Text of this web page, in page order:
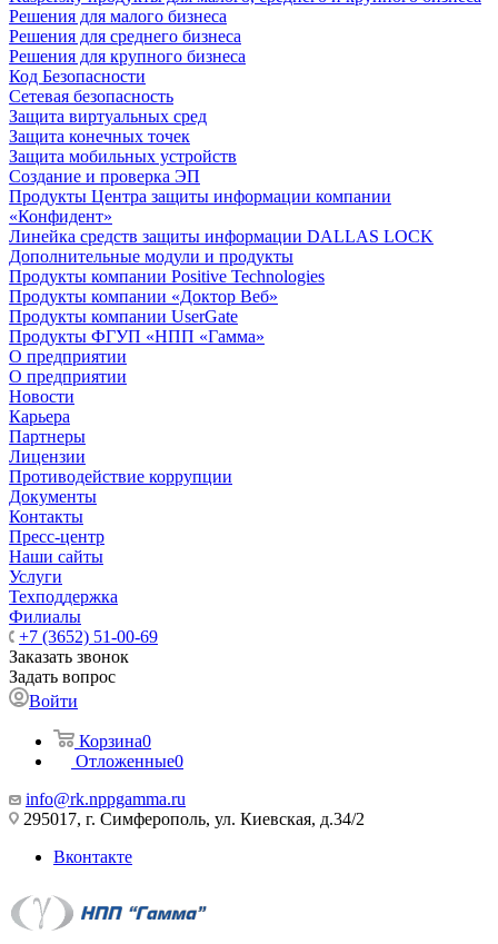
Решения для малого бизнеса
Решения для среднего бизнеса
Решения для крупного бизнеса
Код Безопасности
Сетевая безопасность
Защита виртуальных сред
Защита конечных точек
Защита мобильных устройств
Создание и проверка ЭП
Продукты Центра защиты информации компании
«Конфидент»
Линейка средств защиты информации DALLAS LOCK
Дополнительные модули и продукты
Продукты компании Positive Technologies
Продукты компании «Доктор Веб»
Продукты компании UserGate
Продукты ФГУП «НПП «Гамма»
О предприятии
О предприятии
Новости
Карьера
Партнеры
Лицензии
Противодействие коррупции
Документы
Контакты
Пресс-центр
Наши сайты
Услуги
Техподдержка
Филиалы
+7 (3652) 51-00-69
Заказать звонок
Задать вопрос
Войти
Корзина0
Отложенные0
info@rk.nppgamma.ru
295017, г. Симферополь, ул. Киевская, д.34/2
Вконтакте